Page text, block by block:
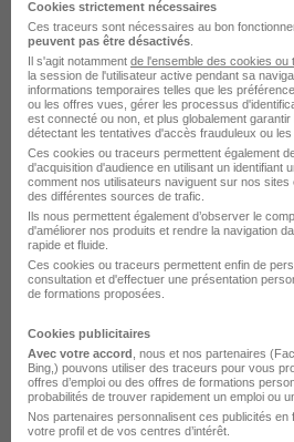
attention particulière à l'
et à des pratiques responsables.
Rejoignez Forum Jobs France et
avantages !
Ref: jmjxob3y2z
L'entreprise
Forum Jobs, un leader du secteur
en France et en Belgique depuis
actif dans divers secteurs en
- Transport
Cookies strictement nécessaires
Ces traceurs sont nécessaires au bon
peuvent pas être désactivés
Il s'agit notamment de l'ensemble des cookies ou
la session de l'utilisateur active pendant sa
informations temporaires telles que les
ou les offres vues, gérer les processus
est connecté ou non, et plus globalement
détectant les tentatives d'accès frauduleux ou les
Ces cookies ou traceurs permettent également
d'acquisition d'audience en utilisant un identifiant
comment nos utilisateurs naviguent sur nos sites
des différentes sources de trafic.
Ils nous permettent également d’observer le
d'améliorer nos produits et rendre la navigation
rapide et fluide.
Ces cookies ou traceurs permettent enfin de
consultation et d'effectuer une présentation
de formations proposées.
Cookies publicitaires
Avec votre accord , nous et nos partenaires
Bing,) pouvons utiliser des traceurs pour vous
offres d’emploi ou des offres de formations
probabilités de trouver rapidement un emploi ou
Nos partenaires personnalisent ces publicités en
votre profil et de vos centres d’intérêt.